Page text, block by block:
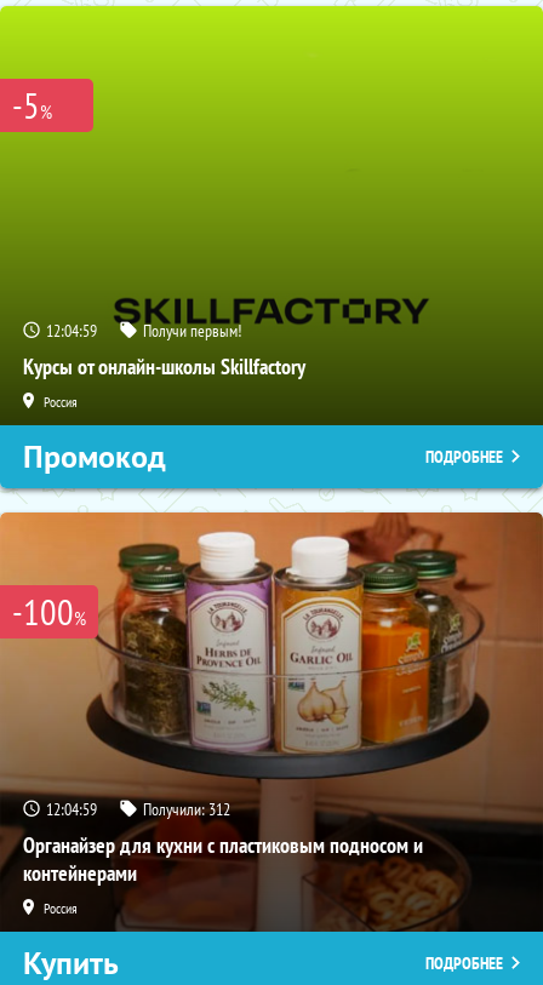
-5%
12:04:58 Получи первым!
Курсы от онлайн-школы Skillfactory
Россия
Промокод ПОДРОБНЕЕ
-100%
12:04:58 Получили:312
Органайзер для кухни с пластиковым подносом и
контейнерами
Россия
Купить ПОДРОБНЕЕ